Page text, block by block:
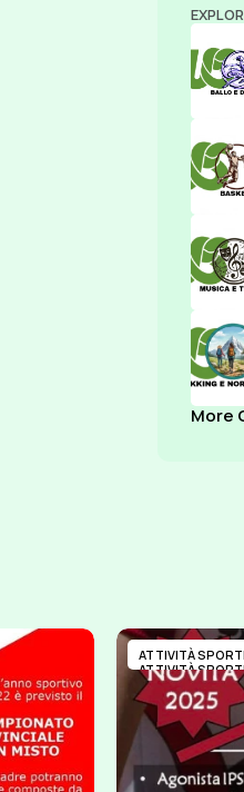
More
ATTIVITÀ
ATTIVITÀ